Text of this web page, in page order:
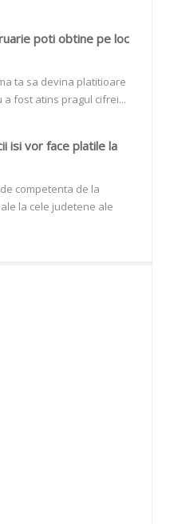
poti obtine pe loc
ta sa devina platitioare
a fost atins pragul cifrei...
isi vor face platile la
competenta de la
la cele judetene ale